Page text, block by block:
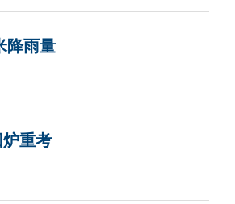
降雨量
重考